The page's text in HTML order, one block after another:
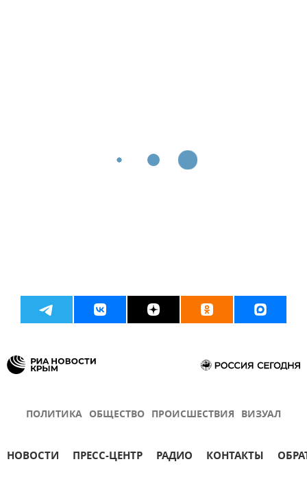
ПОЛИТИКА ОБЩЕСТВО ПРОИСШЕСТВИЯ ВИЗУАЛ
НОВОСТИ ПРЕСС-ЦЕНТР РАДИО КОНТАКТЫ